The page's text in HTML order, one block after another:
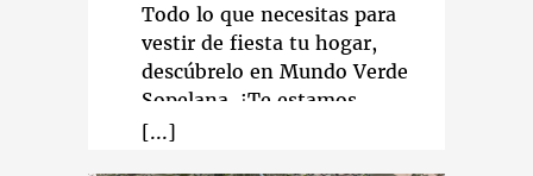
Todo lo que necesitas para
vestir de fiesta tu hogar,
descúbrelo en Mundo Verde
Sopelana. ¡Te estamos
esperando!